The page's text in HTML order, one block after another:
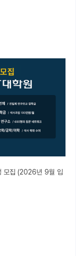
모집 (2026년 9월 입